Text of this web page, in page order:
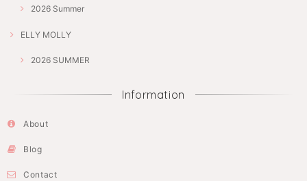
2026 Summer
ELLY MOLLY
2026 SUMMER
Information
About
Blog
Contact